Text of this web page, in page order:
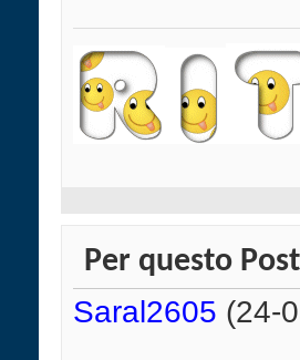
Per questo
Saral2605 (24-